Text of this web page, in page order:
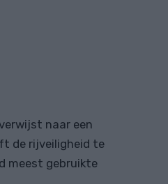
naar een
de rijveiligheid te
meest gebruikte